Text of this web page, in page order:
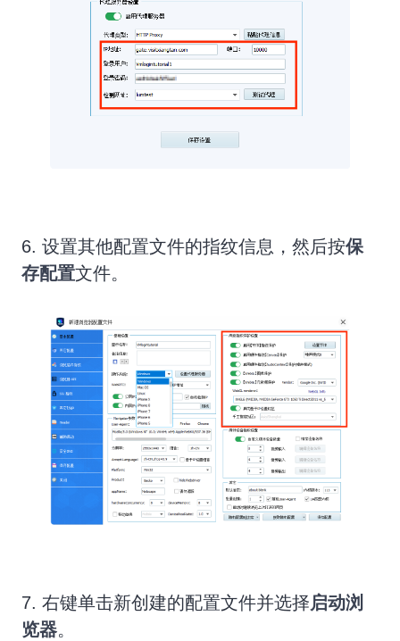
6. 设置其他配置文件的指纹信息，然后按保
存配置文件。
7. 右键单击新创建的配置文件并选择启动浏
览器。